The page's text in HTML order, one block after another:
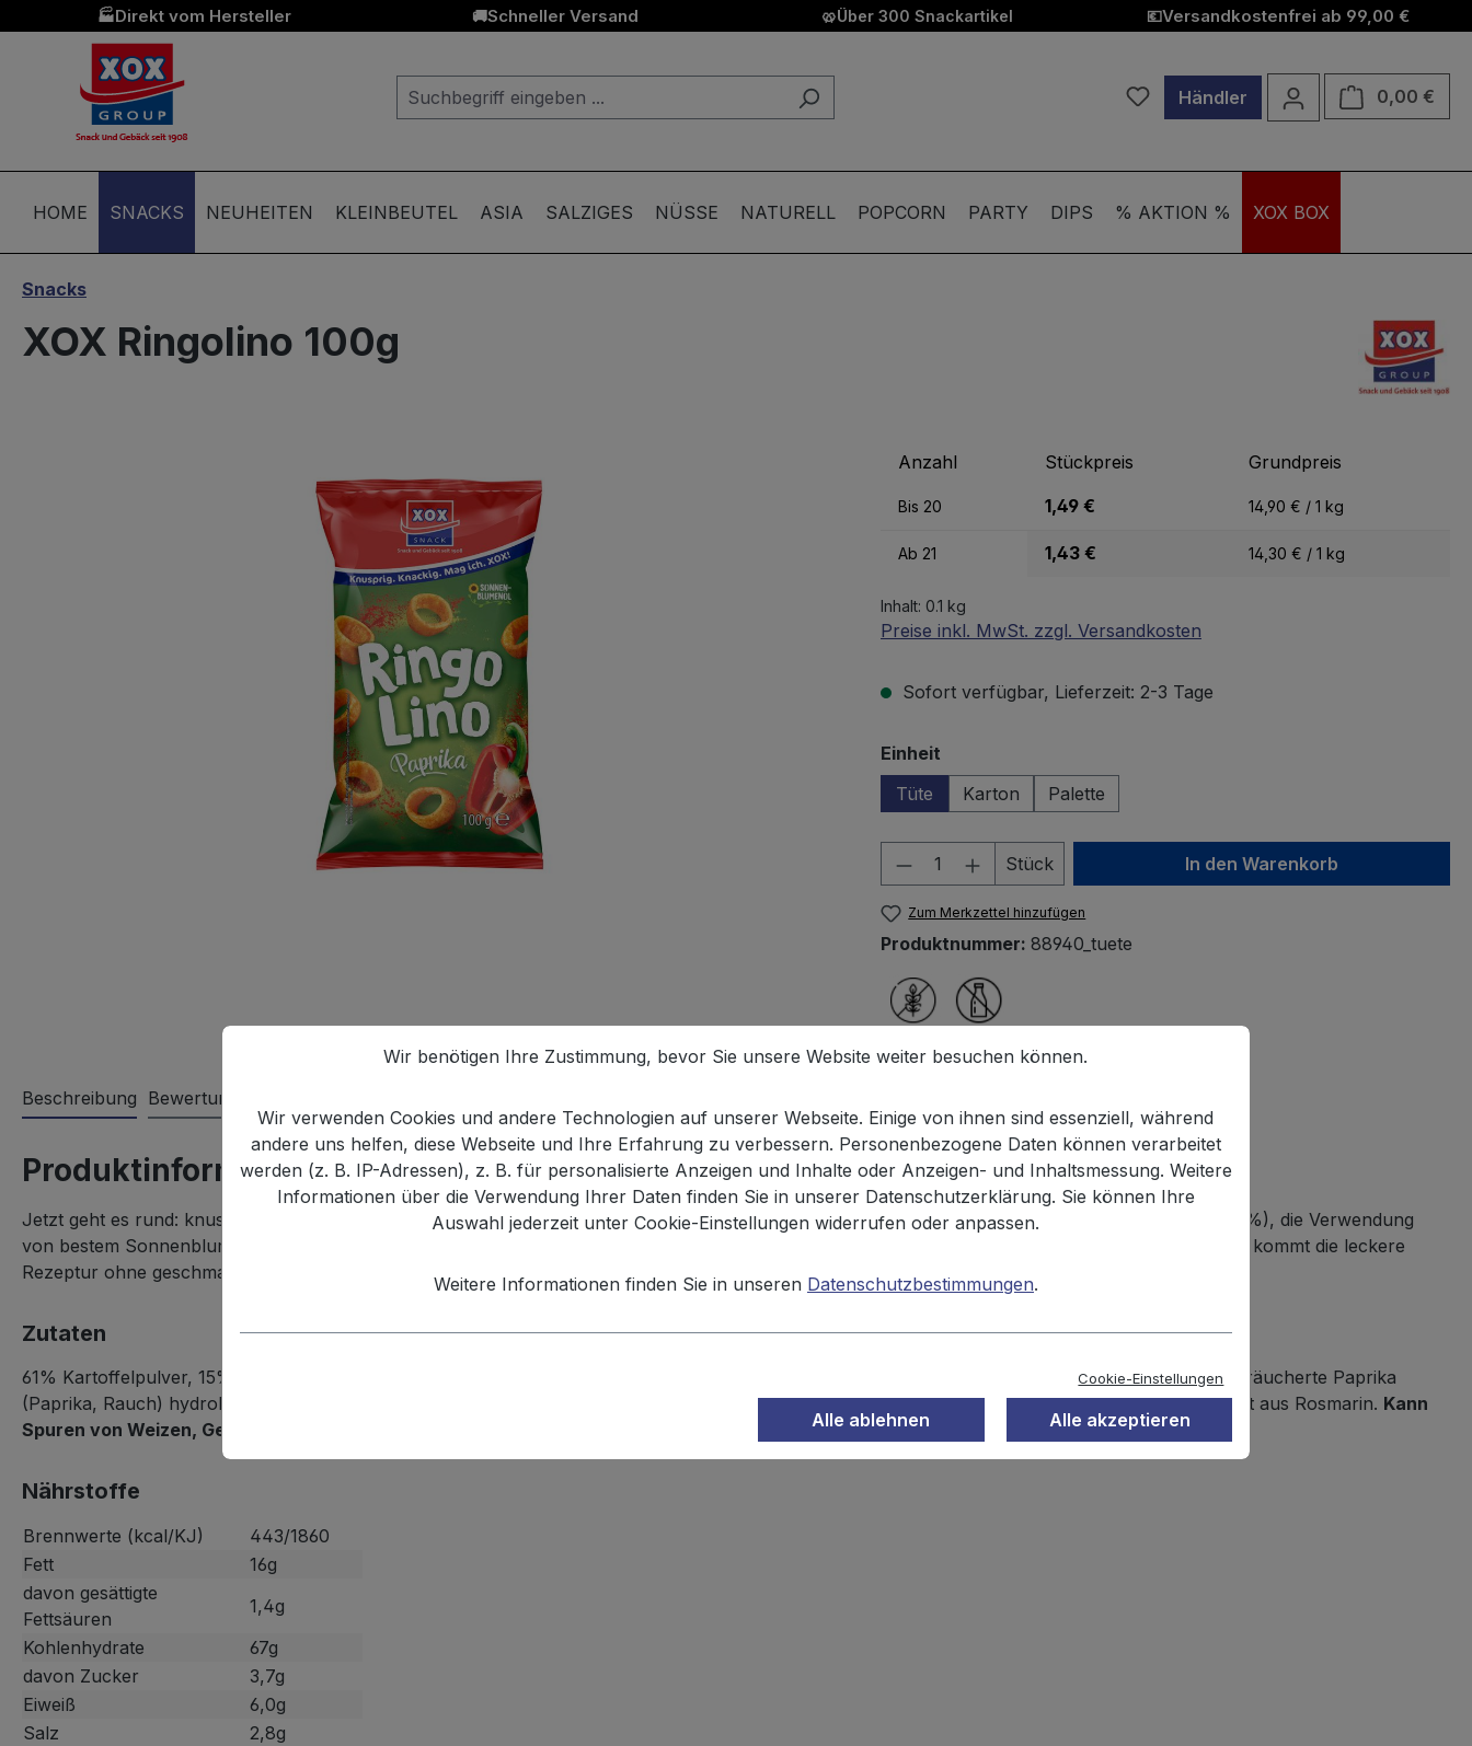
Zur Hauptnavigation springen
🏭Direkt vom Hersteller 🚚Schneller Versand 🥨Über 300 Snackartikel 💶Versandkostenfrei ab 99,00 €
Du hast 0 Produkte auf dem
Händler 0,00 €
HOME SNACKS NEUHEITEN KLEINBEUTEL ASIA SALZIGES NÜSSE NATURELL POPCORN PARTY DIPS % AKTION % XOX BOX
Snacks
XOX Ringolino 100g
Anzahl Stückpreis Grundpreis
Bis 20 1,49 € 14,90 € / 1 kg
Ab 21 1,43 € 14,30 € / 1 kg
Inhalt: 0.1 kg
Preise inkl. MwSt. zzgl. Versandkosten
Sofort verfügbar, Lieferzeit: 2-3 Tage
Einheit
Tüte
Karton Palette
Produkt Anzahl: Gib den gewünschten Wert
Stück In den Warenkorb
Zum Merkzettel hinzufügen
Produktnummer: 88940_tuete
Beschreibung Bewertungen
Produktinformationen "XOX Ringolino 100g"
Jetzt geht es rund: knusprige Kartoffelsnack-Ringe mit dem beliebten Paprika-Geschmack gibt es jetzt auch von XOX! Ein hoher Kartoffelanteil (72%), die Verwendung
von bestem Sonnenblumenöl und Meersalz machen
zu einem besonderen Geschmackserlebnis. Gemäß Clean Label Strategie kommt die leckere
Rezeptur ohne geschmacksverstärkende Zusatzstoffe, ohne Farbstoffe und ohne Raucharoma aus – der perfekte Snack für zwischendurch!
Zutaten
61% Kartoffelpulver, 15% Sonnenblumenöl, 9% Kartoffelstärke, Maisstärke, Speisesalz, 1,6% Paprikapulver, Dextrose, Gewürze, Zucker, 0,4% geräucherte Paprika
(Paprika, Rauch) hydrolisiertes Raps- und Maiseiweiß, natürliches Aroma, Hefeextrakt, Säuerungsmittel: Citronensäure; Antioxidationsmittel: Extrakt aus Rosmarin. Kann
Spuren von Weizen, Gerste, Hafer und Erdnüssen enthalten
Nährstoffe
Brennwerte (kcal/KJ)
443/1860
Fett
16g
davon gesättigte
Fettsäuren
1,4g
Kohlenhydrate
67g
davon Zucker
3,7g
Eiweiß
6,0g
Salz
2,8g
Wir benötigen Ihre Zustimmung, bevor Sie unsere Website weiter besuchen können.
Wir verwenden Cookies und andere Technologien auf unserer Webseite. Einige von ihnen sind essenziell, während
andere uns helfen, diese Webseite und Ihre Erfahrung zu verbessern. Personenbezogene Daten können verarbeitet
werden (z. B. IP-Adressen), z. B. für personalisierte Anzeigen und Inhalte oder Anzeigen- und Inhaltsmessung. Weitere
Informationen über die Verwendung Ihrer Daten finden Sie in unserer Datenschutzerklärung. Sie können Ihre
Auswahl jederzeit unter Cookie-Einstellungen widerrufen oder anpassen.
Weitere Informationen finden Sie in unseren Datenschutzbestimmungen.
Cookie-Einstellungen
Alle ablehnen Alle akzeptieren